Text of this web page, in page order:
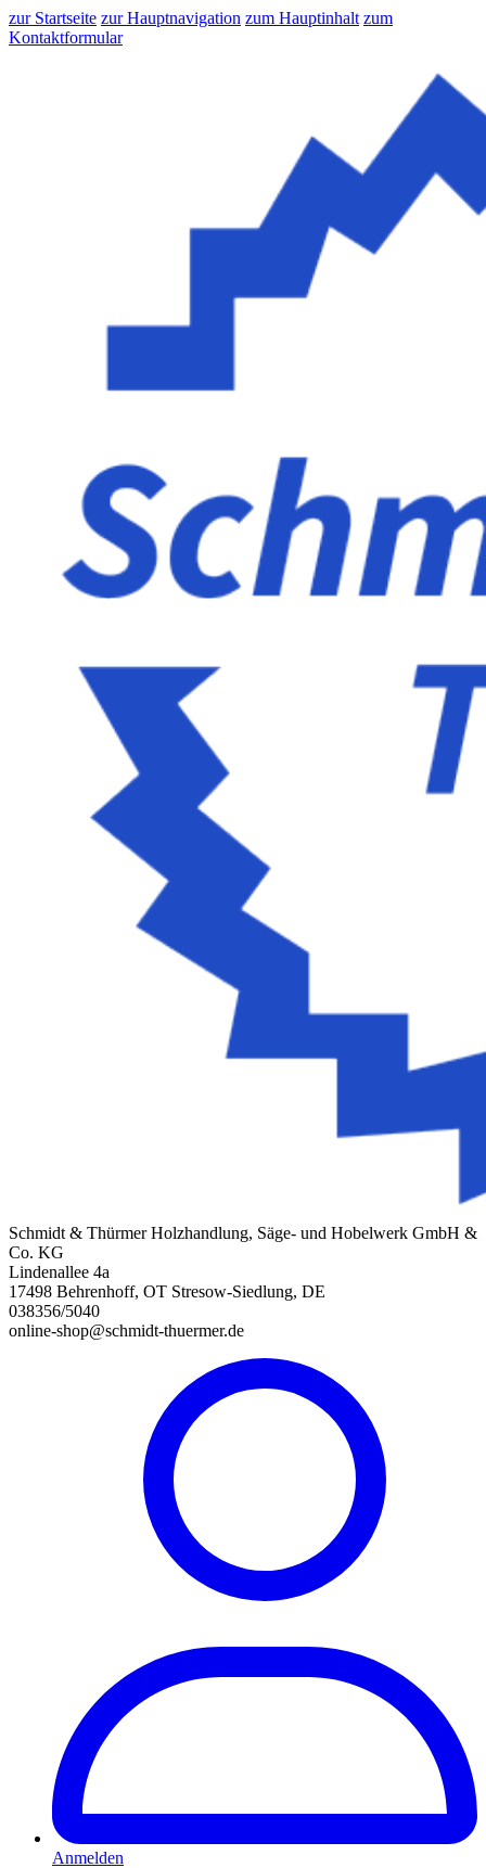
zur Startseite zur Hauptnavigation zum Hauptinhalt zum
Kontaktformular
Schmidt & Thürmer Holzhandlung, Säge- und Hobelwerk GmbH &
Co. KG
Lindenallee 4a
17498 Behrenhoff, OT Stresow-Siedlung, DE
038356/5040
online-shop@schmidt-thuermer.de
Anmelden